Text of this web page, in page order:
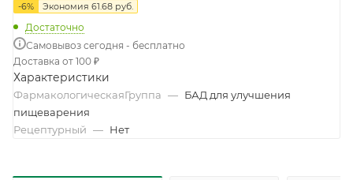
-6% Экономия 61.68 руб.
Достаточно
Самовывоз сегодня - бесплатно
Доставка от 100 ₽
Характеристики
ФармакологическаяГруппа — БАД для улучшения
пищеварения
Рецептурный — Нет